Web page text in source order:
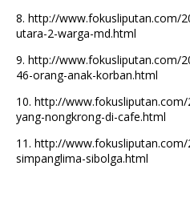
8. http://www.fokusliputan.com/
utara-2-warga-md.html
9. http://www.fokusliputan.com/
46-orang-anak-korban.html
10. http://
yang-nongkrong-di-cafe.html
11. http://
simpanglima-sibolga.html